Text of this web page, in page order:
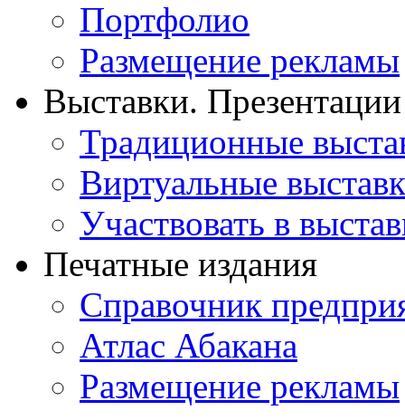
Портфолио
Размещение рекламы
Выставки. Презентации
Традиционные
Виртуальные
Участвовать в
Печатные издания
Справочник
Атлас Абакана
Размещение рекламы